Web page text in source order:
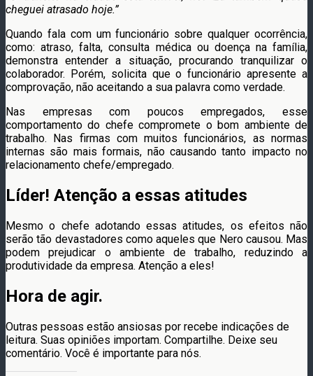
cheguei atrasado hoje.”
Quando fala com um funcionário sobre qualquer ocorrência,
como: atraso, falta, consulta médica ou doença na família,
demonstra entender a situação, procurando tranquilizar o
colaborador. Porém, solicita que o funcionário apresente a
comprovação, não aceitando a sua palavra como verdade.
Nas empresas com poucos empregados, esse
comportamento do chefe compromete o bom ambiente de
trabalho. Nas firmas com muitos funcionários, as normas
internas são mais formais, não causando tanto impacto no
relacionamento chefe/empregado.
Líder! Atenção a essas atitudes
Mesmo o chefe adotando essas atitudes, os efeitos não
serão tão devastadores como aqueles que Nero causou. Mas
podem prejudicar o ambiente de trabalho, reduzindo a
produtividade da empresa. Atenção a eles!
Hora de agir.
Outras pessoas estão ansiosas por recebe indicações de
leitura. Suas opiniões importam. Compartilhe. Deixe seu
comentário. Você é importante para nós.